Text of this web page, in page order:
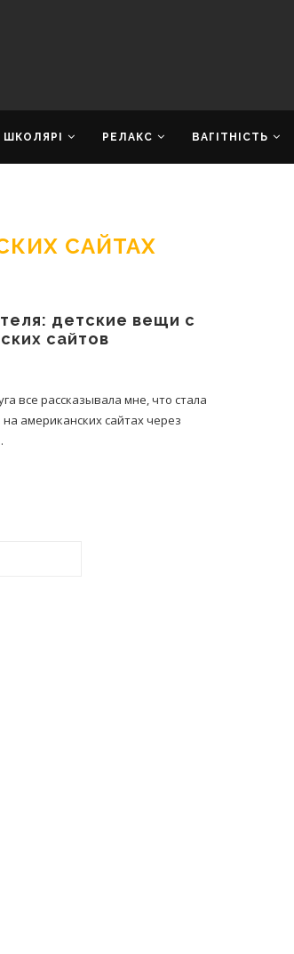
ШКОЛЯРІ РЕЛАКС ВАГІТНІСТЬ
САЙТАХ
детские вещи с
сайтов
все рассказывала мне, что стала
американских сайтах через